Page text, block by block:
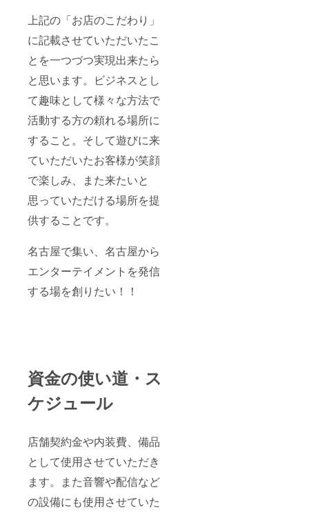
上記の「お店のこだわり」
に記載させていただいたこ
とを一つづつ実現出来たら
と思います。ビジネスとし
て趣味として様々な方法で
活動する方の頼れる場所に
すること。そして遊びに来
ていただいたお客様が笑顔
で楽しみ、また来たいと
思っていただける場所を提
供することです。
名古屋で集い、名古屋から
エンターテイメントを発信
する場を創りたい！！
資金の使い道・ス
ケジュール
店舗契約金や内装費、備品
として使用させていただき
ます。また音響や配信など
の設備にも使用させていた